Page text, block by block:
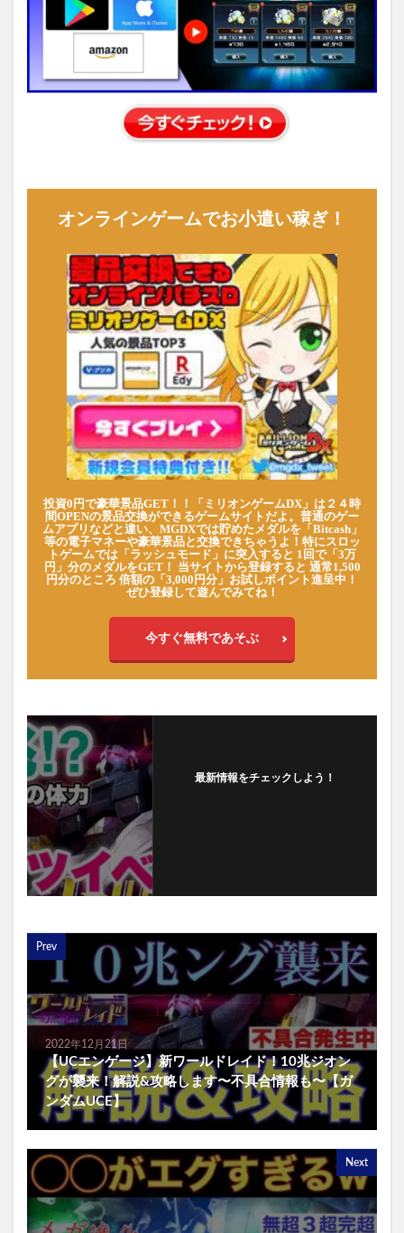
オンラインゲームでお小遣い稼ぎ！
投資0円で豪華景品GET！！「ミリオンゲームDX」は２４時
間OPENの景品交換ができるゲームサイトだよ。普通のゲー
ムアプリなどと違い、MGDXでは貯めたメダルを「Bitcash」
等の電子マネーや豪華景品と交換できちゃうよ！特にスロッ
トゲームでは「ラッシュモード」に突入すると 1回で「3万
円」分のメダルをGET！ 当サイトから登録すると 通常1,500
円分のところ 倍額の「3,000円分」お試しポイント進呈中！
ぜひ登録して遊んでみてね！
今すぐ無料であそぶ
最新情報をチェックしよう！
Prev
2022年12月21日
【UCエンゲージ】新ワールドレイド！10兆ジオン
グが襲来！解説&攻略します〜不具合情報も〜【ガ
ンダムUCE】
Next